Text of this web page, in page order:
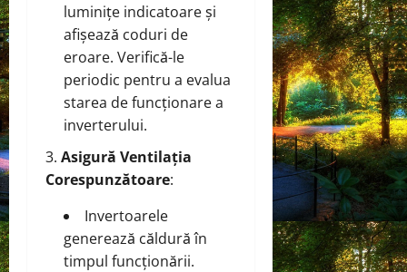
luminițe indicatoare și
afișează coduri de
eroare. Verifică-le
periodic pentru a evalua
starea de funcționare a
inverterului.
Asigură Ventilația
Corespunzătoare:
Invertoarele
generează căldură în
timpul funcționării.